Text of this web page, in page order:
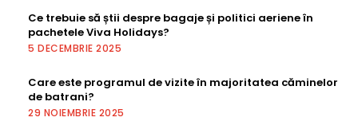
Ce trebuie să știi despre bagaje și politici aeriene în
pachetele Viva Holidays?
5 DECEMBRIE 2025
Care este programul de vizite în majoritatea căminelor
de batrani?
29 NOIEMBRIE 2025